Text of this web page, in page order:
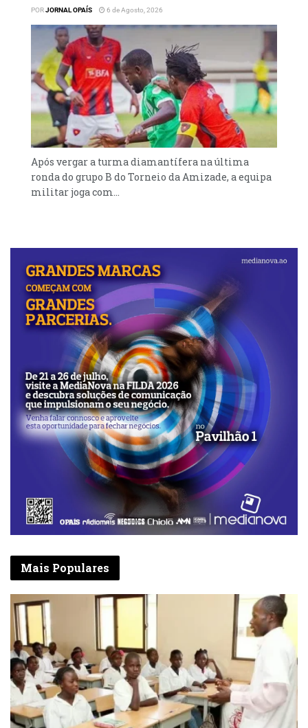
PORJORNAL OPAÍS 6 de Agosto, 2026
Após vergar a turma diamantífera na última
ronda do grupo B do Torneio da Amizade, a equipa
militar joga com...
Mais Populares